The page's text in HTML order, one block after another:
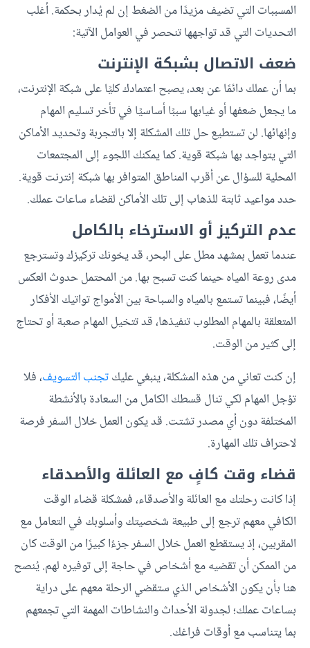
المسببات التي تضيف مزيدًا من الضغط إن لم يُدار بحكمة. أغلب
التحديات التي قد تواجهها تنحصر في العوامل الآتية:
ضعف الاتصال بشبكة الإنترنت
بما أن عملك دائمًا عن بعد، يصبح اعتمادك كليًا على شبكة الإنترنت،
ما يجعل ضعفها أو غيابها سببًا أساسيًا في تأخر تسليم المهام
وإنهائها. لن تستطيع حل تلك المشكلة إلا بالتجربة وتحديد الأماكن
التي يتواجد بها شبكة قوية. كما يمكنك اللجوء إلى المجتمعات
المحلية للسؤال عن أقرب المناطق المتوافر بها شبكة إنترنت قوية.
حدد مواعيد ثابتة للذهاب إلى تلك الأماكن لقضاء ساعات عملك.
عدم التركيز أو الاسترخاء بالكامل
عندما تعمل بمشهد مطل على البحر، قد يخونك تركيزك وتسترجع
مدى روعة المياه حينما كنت تسبح بها. من المحتمل حدوث العكس
أيضًا، فبينما تستمع بالمياه والسباحة بين الأمواج تواتيك الأفكار
المتعلقة بالمهام المطلوب تنفيذها، قد تتخيل المهام صعبة أو تحتاج
إلى كثير من الوقت.
إن كنت تعاني من هذه المشكلة، ينبغي عليكتجنب التسويف، فلا
تؤجل المهام لكي تنال قسطك الكامل من السعادة بالأنشطة
المختلفة دون أي مصدر تشتت. قد يكون العمل خلال السفر فرصة
لاحتراف تلك المهارة.
قضاء وقت كافٍ مع العائلة والأصدقاء
إذا كانت رحلتك مع العائلة والأصدقاء، فمشكلة قضاء الوقت
الكافي معهم ترجع إلى طبيعة شخصيتك وأسلوبك في التعامل مع
المقربين، إذ يستقطع العمل خلال السفر جزءًا كبيرًا من الوقت كان
من الممكن أن تقضيه مع أشخاص في حاجة إلى توفيره لهم. يُنصح
هنا بأن يكون الأشخاص الذي ستقضي الرحلة معهم على دراية
بساعات عملك؛ لجدولة الأحداث والنشاطات المهمة التي تجمعهم
بما يتناسب مع أوقات فراغك.